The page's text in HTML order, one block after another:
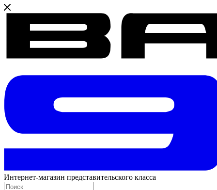
Интернет-магазин представительского класса